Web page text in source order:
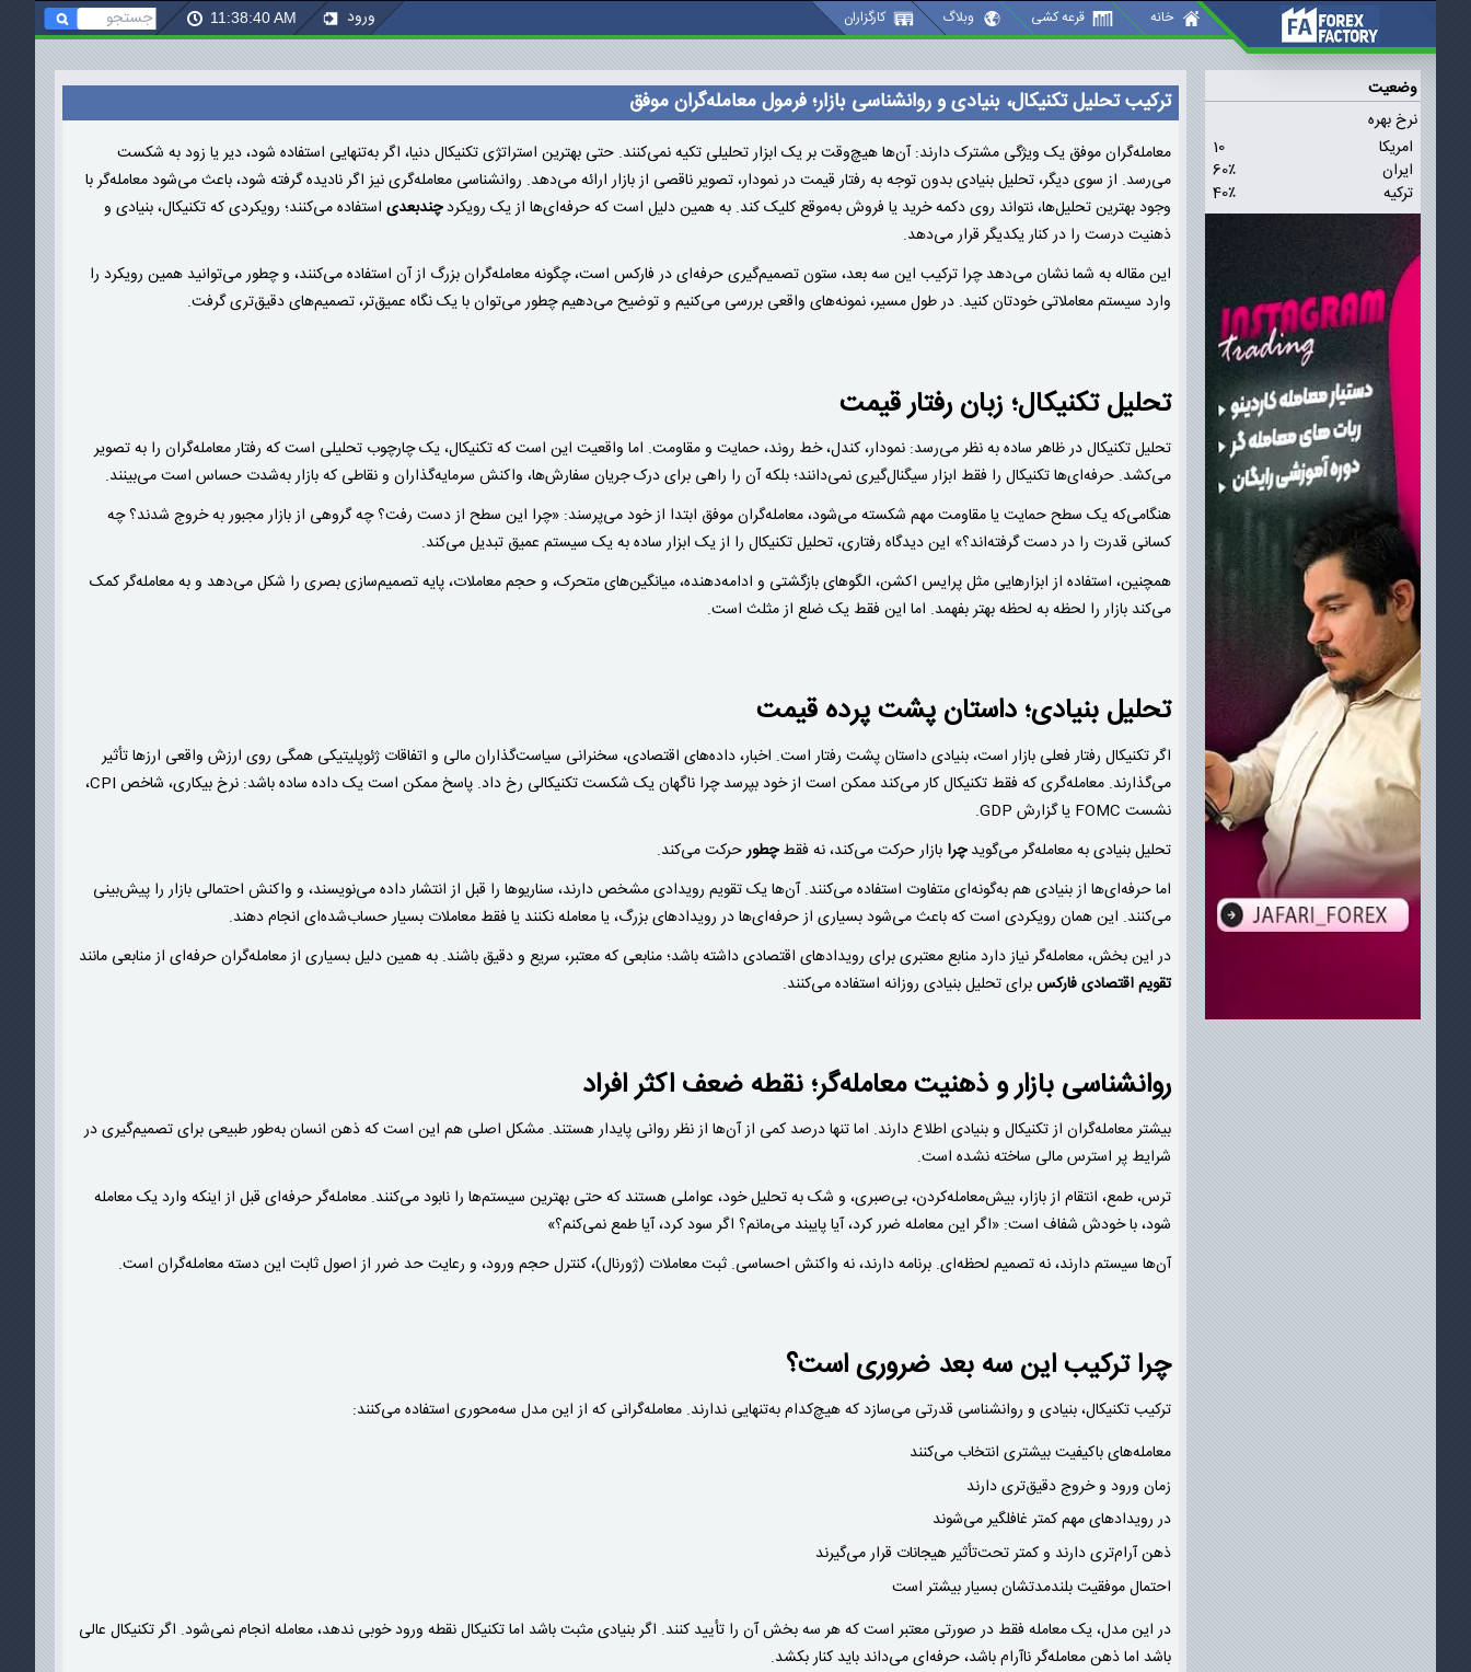
ترکیب تحلیل تکنیکال، بنیادی و روانشناسی بازار؛ فرمول معامله‌گران موفق
خانه قرعه کشی وبلاگ کارگزاران ورود 11:38:40AM
وضعیت
نرخ بهره
امریکا
10
ایران
60٪
ترکیه
40٪
ترکیب تحلیل تکنیکال، بنیادی و روانشناسی بازار؛ فرمول معامله‌گران موفق
معامله‌گران موفق یک ویژگی مشترک دارند: آن‌ها هیچ‌وقت بر یک ابزار تحلیلی تکیه نمی‌کنند. حتی بهترین استراتژی تکنیکال دنیا، اگر به‌تنهایی استفاده شود، دیر یا زود به شکست
می‌رسد. از سوی دیگر، تحلیل بنیادی بدون توجه به رفتار قیمت در نمودار، تصویر ناقصی از بازار ارائه می‌دهد. روانشناسی معامله‌گری نیز اگر نادیده گرفته شود، باعث می‌شود معامله‌گر با
وجود بهترین تحلیل‌ها، نتواند روی دکمه خرید یا فروش به‌موقع کلیک کند. به همین دلیل است که حرفه‌ای‌ها از یک رویکردچندبعدی استفاده می‌کنند؛ رویکردی که تکنیکال، بنیادی و
ذهنیت درست را در کنار یکدیگر قرار می‌دهد.
این مقاله به شما نشان می‌دهد چرا ترکیب این سه بعد، ستون تصمیم‌گیری حرفه‌ای در فارکس است، چگونه معامله‌گران بزرگ از آن استفاده می‌کنند، و چطور می‌توانید همین رویکرد را
وارد سیستم معاملاتی خودتان کنید. در طول مسیر، نمونه‌های واقعی بررسی می‌کنیم و توضیح می‌دهیم چطور می‌توان با یک نگاه عمیق‌تر، تصمیم‌های دقیق‌تری گرفت.
تحلیل تکنیکال؛ زبان رفتار قیمت
تحلیل تکنیکال در ظاهر ساده به نظر می‌رسد: نمودار، کندل، خط روند، حمایت و مقاومت. اما واقعیت این است که تکنیکال، یک چارچوب تحلیلی است که رفتار معامله‌گران را به تصویر
می‌کشد. حرفه‌ای‌ها تکنیکال را فقط ابزار سیگنال‌گیری نمی‌دانند؛ بلکه آن را راهی برای درک جریان سفارش‌ها، واکنش سرمایه‌گذاران و نقاطی که بازار به‌شدت حساس است می‌بینند.
هنگامی‌که یک سطح حمایت یا مقاومت مهم شکسته می‌شود، معامله‌گران موفق ابتدا از خود می‌پرسند: «چرا این سطح از دست رفت؟ چه گروهی از بازار مجبور به خروج شدند؟ چه
کسانی قدرت را در دست گرفته‌اند؟» این دیدگاه رفتاری، تحلیل تکنیکال را از یک ابزار ساده به یک سیستم عمیق تبدیل می‌کند.
همچنین، استفاده از ابزارهایی مثل پرایس اکشن، الگوهای بازگشتی و ادامه‌دهنده، میانگین‌های متحرک، و حجم معاملات، پایه تصمیم‌سازی بصری را شکل می‌دهد و به معامله‌گر کمک
می‌کند بازار را لحظه به لحظه بهتر بفهمد. اما این فقط یک ضلع از مثلث است.
تحلیل بنیادی؛ داستان پشت پرده قیمت
اگر تکنیکال رفتار فعلی بازار است، بنیادی داستان پشت رفتار است. اخبار، داده‌های اقتصادی، سخنرانی سیاست‌گذاران مالی و اتفاقات ژئوپلیتیکی همگی روی ارزش واقعی ارزها تأثیر
می‌گذارند. معامله‌گری که فقط تکنیکال کار می‌کند ممکن است از خود بپرسد چرا ناگهان یک شکست تکنیکالی رخ داد. پاسخ ممکن است یک داده ساده باشد: نرخ بیکاری، شاخص CPI،
نشست FOMC یا گزارش GDP.
تحلیل بنیادی به معامله‌گر می‌گویدچرا بازار حرکت می‌کند، نه فقطچطورحرکت می‌کند.
اما حرفه‌ای‌ها از بنیادی هم به‌گونه‌ای متفاوت استفاده می‌کنند. آن‌ها یک تقویم رویدادی مشخص دارند، سناریوها را قبل از انتشار داده می‌نویسند، و واکنش احتمالی بازار را پیش‌بینی
می‌کنند. این همان رویکردی است که باعث می‌شود بسیاری از حرفه‌ای‌ها در رویدادهای بزرگ، یا معامله نکنند یا فقط معاملات بسیار حساب‌شده‌ای انجام دهند.
در این بخش، معامله‌گر نیاز دارد منابع معتبری برای رویدادهای اقتصادی داشته باشد؛ منابعی که معتبر، سریع و دقیق باشند. به همین دلیل بسیاری از معامله‌گران حرفه‌ای از منابعی مانند
تقویم اقتصادی فارکسبرای تحلیل بنیادی روزانه استفاده می‌کنند.
روانشناسی بازار و ذهنیت معامله‌گر؛ نقطه ضعف اکثر افراد
بیشتر معامله‌گران از تکنیکال و بنیادی اطلاع دارند. اما تنها درصد کمی از آن‌ها از نظر روانی پایدار هستند. مشکل اصلی هم این است که ذهن انسان به‌طور طبیعی برای تصمیم‌گیری در
شرایط پر استرس مالی ساخته نشده است.
ترس، طمع، انتقام از بازار، بیش‌معامله‌کردن، بی‌صبری، و شک به تحلیل خود، عواملی هستند که حتی بهترین سیستم‌ها را نابود می‌کنند. معامله‌گر حرفه‌ای قبل از اینکه وارد یک معامله
شود، با خودش شفاف است: «اگر این معامله ضرر کرد، آیا پایبند می‌مانم؟ اگر سود کرد، آیا طمع نمی‌کنم؟»
آن‌ها سیستم دارند، نه تصمیم لحظه‌ای. برنامه دارند، نه واکنش احساسی. ثبت معاملات (ژورنال)، کنترل حجم ورود، و رعایت حد ضرر از اصول ثابت این دسته معامله‌گران است.
چرا ترکیب این سه بعد ضروری است؟
ترکیب تکنیکال، بنیادی و روانشناسی قدرتی می‌سازد که هیچ‌کدام به‌تنهایی ندارند. معامله‌گرانی که از این مدل سه‌محوری استفاده می‌کنند:
معامله‌های باکیفیت بیشتری انتخاب می‌کنند
زمان ورود و خروج دقیق‌تری دارند
در رویدادهای مهم کمتر غافلگیر می‌شوند
ذهن آرام‌تری دارند و کمتر تحت‌تأثیر هیجانات قرار می‌گیرند
احتمال موفقیت بلندمدتشان بسیار بیشتر است
در این مدل، یک معامله فقط در صورتی معتبر است که هر سه بخش آن را تأیید کنند. اگر بنیادی مثبت باشد اما تکنیکال نقطه ورود خوبی ندهد، معامله انجام نمی‌شود. اگر تکنیکال عالی
باشد اما ذهن معامله‌گر ناآرام باشد، حرفه‌ای می‌داند باید کنار بکشد.